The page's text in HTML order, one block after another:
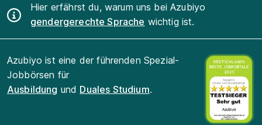
Hier erfährst du, warum uns bei Azubiyo
gendergerechte Sprache wichtig ist.
Azubiyo ist eine der führenden Spezial-
Jobbörsen für
Ausbildung und Duales Studium.